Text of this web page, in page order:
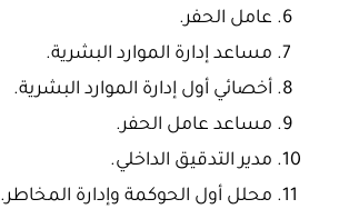
عامل الحفر.
مساعد إدارة الموارد البشرية.
أخصائي أول إدارة الموارد البشرية.
مساعد عامل الحفر.
مدير التدقيق الداخلي.
محلل أول الحوكمة وإدارة المخاطر.